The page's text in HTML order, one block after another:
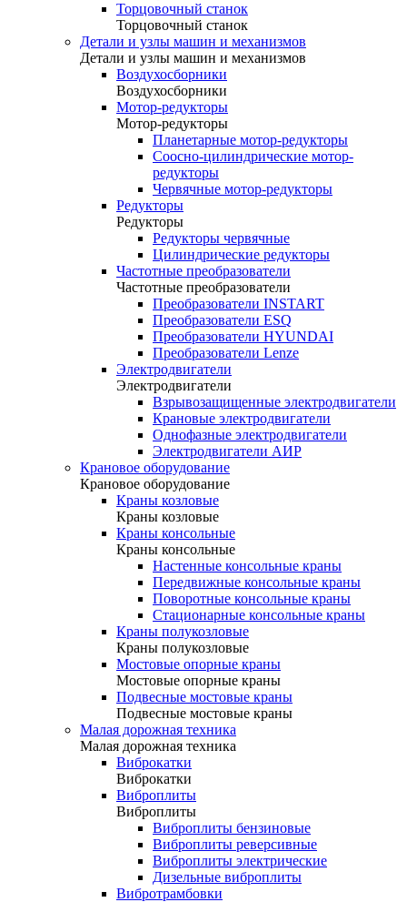
Торцовочный станок
Торцовочный станок
Детали и узлы машин и механизмов
Детали и узлы машин и механизмов
Воздухосборники
Воздухосборники
Мотор-редукторы
Мотор-редукторы
Планетарные мотор-редукторы
Соосно-цилиндрические мотор-
редукторы
Червячные мотор-редукторы
Редукторы
Редукторы
Редукторы червячные
Цилиндрические редукторы
Частотные преобразователи
Частотные преобразователи
Преобразователи INSTART
Преобразователи ESQ
Преобразователи HYUNDAI
Преобразователи Lenze
Электродвигатели
Электродвигатели
Взрывозащищенные электродвигатели
Крановые электродвигатели
Однофазные электродвигатели
Электродвигатели АИР
Крановое оборудование
Крановое оборудование
Краны козловые
Краны козловые
Краны консольные
Краны консольные
Настенные консольные краны
Передвижные консольные краны
Поворотные консольные краны
Стационарные консольные краны
Краны полукозловые
Краны полукозловые
Мостовые опорные краны
Мостовые опорные краны
Подвесные мостовые краны
Подвесные мостовые краны
Малая дорожная техника
Малая дорожная техника
Виброкатки
Виброкатки
Виброплиты
Виброплиты
Виброплиты бензиновые
Виброплиты реверсивные
Виброплиты электрические
Дизельные виброплиты
Вибротрамбовки